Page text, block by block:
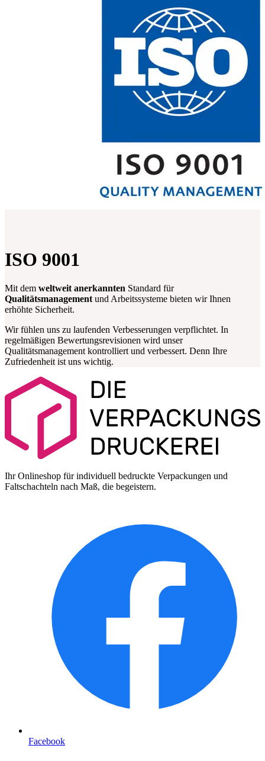
ISO 9001
Mit dem weltweit anerkannten Standard für
Qualitätsmanagement und Arbeitssysteme bieten wir Ihnen
erhöhte Sicherheit.
Wir fühlen uns zu laufenden Verbesserungen verpflichtet. In
regelmäßigen Bewertungsrevisionen wird unser
Qualitätsmanagement kontrolliert und verbessert. Denn Ihre
Zufriedenheit ist uns wichtig.
Ihr Onlineshop für individuell bedruckte Verpackungen und
Faltschachteln nach Maß, die begeistern.
Facebook